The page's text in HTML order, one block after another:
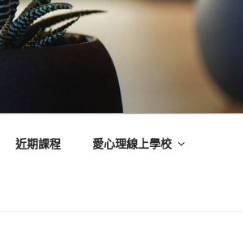
近期課程 愛心理線上學校